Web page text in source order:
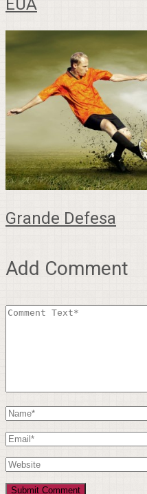
EUA
Grande Defesa
Add Comment